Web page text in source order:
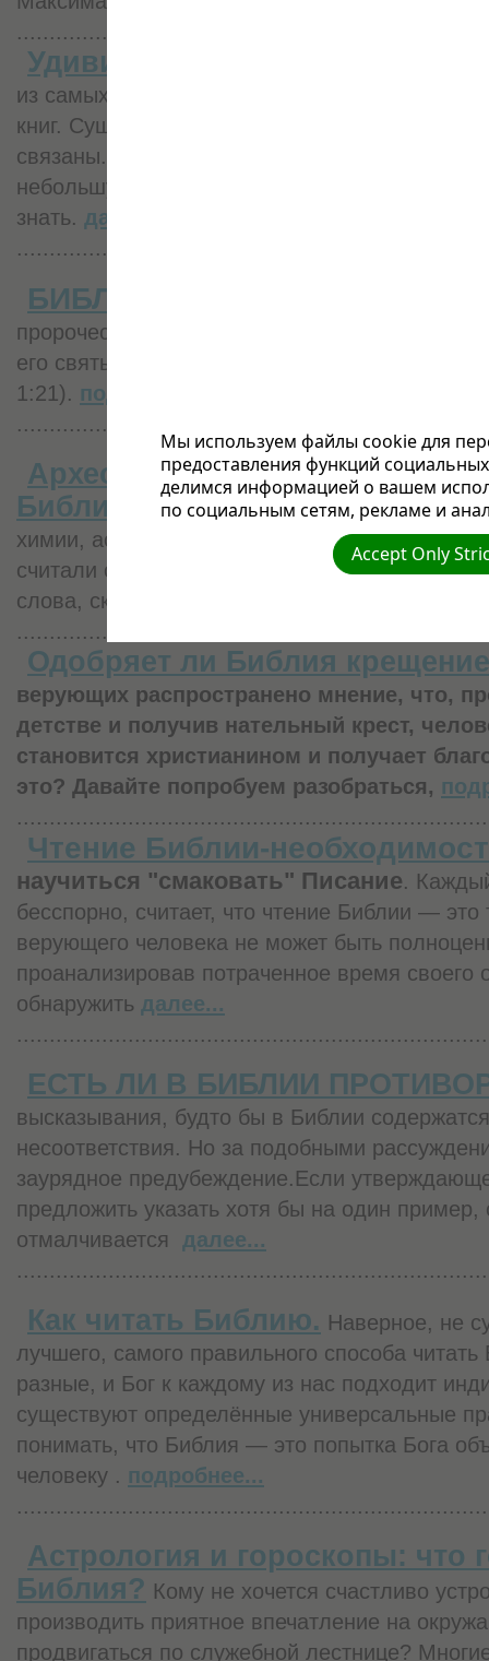
Удивительные факты о
из самых древних, самых неоднозначных,
книг. Существует не один десяток
связаны. Мы собрали для наших читателей,
небольшую часть этих фактов, но каждый из
знать. далее...
БИБЛИЯ –
пророчество не было произносимо по воле
его святые Божии человеки, будучи
1:21). подробнее...
Археологические раскопки
Библию
XIX век — время великих
химии, астрономии — стал известен ещё как
считали сборником мифов и легенд. И в это
слова, сказанные
Одобряет ли Библия
верующих распространено мнение, что,
детстве и получив нательный крест,
становится христианином и получает
это? Давайте попробуем разобраться,
Чтение Библии-
научиться "смаковать" Писание.
бесспорно, считает, что чтение Библии — это
верующего человека не может быть
проанализировав потраченное время
обнаружить далее...
ЕСТЬ ЛИ В БИБЛИИ
высказывания, будто бы в Библии
несоответствия. Но за подобными
заурядное предубеждение.Если
предложить указать хотя бы на один
отмалчивается далее...
Как читать Библию. Наверное, не
лучшего, самого правильного способа
разные, и Бог к каждому из нас подходит
существуют определённые универсальные
понимать, что Библия — это попытка Бога
человеку . подробнее...
Астрология и гороскопы: что
Библия? Кому не хочется счастливо
производить приятное впечатление на
продвигаться по служебной лестнице?
Мы используем файлы cookie для
предоставления функций
делимся информацией о вашем
по социальным сетям, рекламе и
Accept Only